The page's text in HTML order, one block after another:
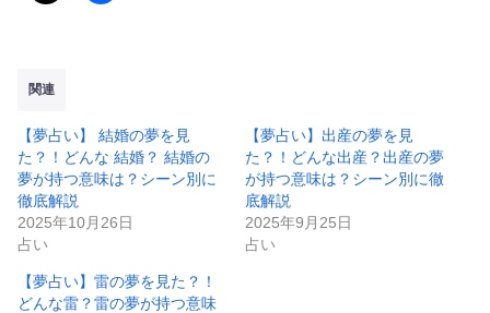
関連
【夢占い】 結婚の夢を見
た？！どんな 結婚？ 結婚の
夢が持つ意味は？シーン別に
徹底解説
2025年10月26日
占い
【夢占い】出産の夢を見
た？！どんな出産？出産の夢
が持つ意味は？シーン別に徹
底解説
2025年9月25日
占い
【夢占い】雷の夢を見た？！
どんな雷？雷の夢が持つ意味